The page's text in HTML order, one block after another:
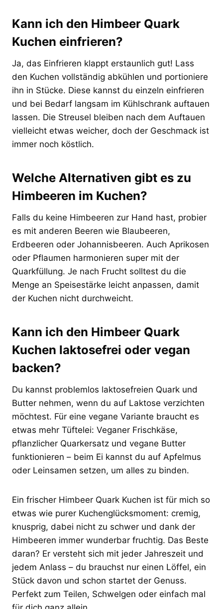
Kann ich den Himbeer Quark
Kuchen einfrieren?
Ja, das Einfrieren klappt erstaunlich gut! Lass
den Kuchen vollständig abkühlen und portioniere
ihn in Stücke. Diese kannst du einzeln einfrieren
und bei Bedarf langsam im Kühlschrank auftauen
lassen. Die Streusel bleiben nach dem Auftauen
vielleicht etwas weicher, doch der Geschmack ist
immer noch köstlich.
Welche Alternativen gibt es zu
Himbeeren im Kuchen?
Falls du keine Himbeeren zur Hand hast, probier
es mit anderen Beeren wie Blaubeeren,
Erdbeeren oder Johannisbeeren. Auch Aprikosen
oder Pflaumen harmonieren super mit der
Quarkfüllung. Je nach Frucht solltest du die
Menge an Speisestärke leicht anpassen, damit
der Kuchen nicht durchweicht.
Kann ich den Himbeer Quark
Kuchen laktosefrei oder vegan
backen?
Du kannst problemlos laktosefreien Quark und
Butter nehmen, wenn du auf Laktose verzichten
möchtest. Für eine vegane Variante braucht es
etwas mehr Tüftelei: Veganer Frischkäse,
pflanzlicher Quarkersatz und vegane Butter
funktionieren – beim Ei kannst du auf Apfelmus
oder Leinsamen setzen, um alles zu binden.
Ein frischer Himbeer Quark Kuchen ist für mich so
etwas wie purer Kuchenglücksmoment: cremig,
knusprig, dabei nicht zu schwer und dank der
Himbeeren immer wunderbar fruchtig. Das Beste
daran? Er versteht sich mit jeder Jahreszeit und
jedem Anlass – du brauchst nur einen Löffel, ein
Stück davon und schon startet der Genuss.
Perfekt zum Teilen, Schwelgen oder einfach mal